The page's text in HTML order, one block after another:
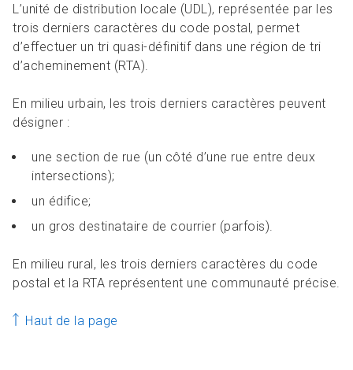
L’unité de distribution locale (UDL), représentée par les
trois derniers caractères du code postal, permet
d’effectuer un tri quasi-définitif dans une région de tri
d’acheminement (RTA).
En milieu urbain, les trois derniers caractères peuvent
désigner :
une section de rue (un côté d’une rue entre deux
intersections);
un édifice;
un gros destinataire de courrier (parfois).
En milieu rural, les trois derniers caractères du code
postal et la RTA représentent une communauté précise.
Haut de la page